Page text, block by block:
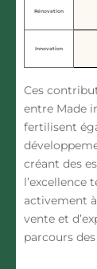
Rénovation
Innovation
Ces
entre Made
fertilisent
créant des
l’excellence
activement
vente et
parcours